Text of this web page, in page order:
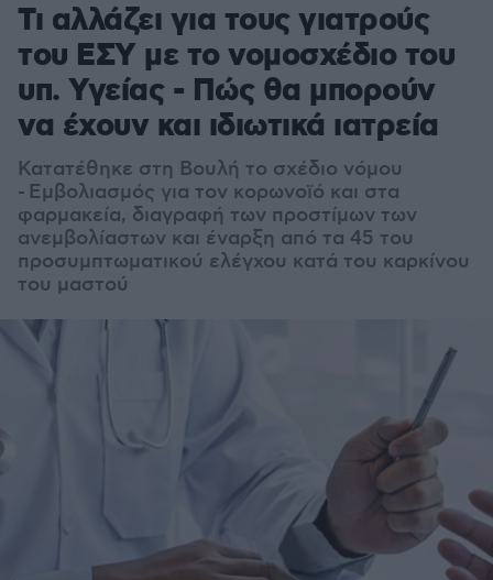
Τι αλλάζει για τους γιατρούς
του ΕΣΥ με το νομοσχέδιο του
υπ. Υγείας - Πώς θα μπορούν
να έχουν και ιδιωτικά ιατρεία
Κατατέθηκε στη Βουλή το σχέδιο νόμου
- Εμβολιασμός για τον κορωνοϊό και στα
φαρμακεία, διαγραφή των προστίμων των
ανεμβολίαστων και έναρξη από τα 45 του
προσυμπτωματικού ελέγχου κατά του καρκίνου
του μαστού